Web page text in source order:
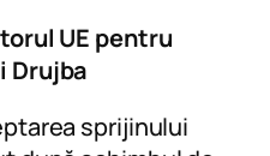
UE pentru
Drujba
sprijinului